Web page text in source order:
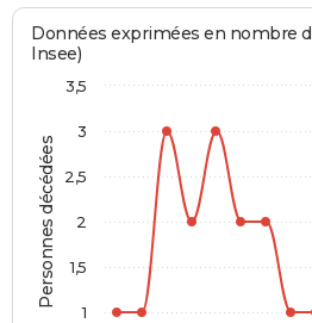
Personnes décédées
Données exprimées en nombre
Insee)
1
1,5
2
2,5
3
3,5